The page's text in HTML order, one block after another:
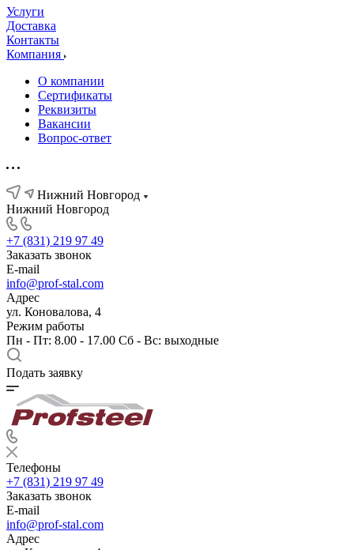
Услуги
Доставка
Контакты
Компания
О компании
Сертификаты
Реквизиты
Вакансии
Вопрос-ответ
Нижний Новгород
Нижний Новгород
+7 (831) 219 97 49
Заказать звонок
E-mail
info@prof-stal.com
Адрес
ул. Коновалова, 4
Режим работы
Пн - Пт: 8.00 - 17.00 Сб - Вс: выходные
Подать заявку
Телефоны
+7 (831) 219 97 49
Заказать звонок
E-mail
info@prof-stal.com
Адрес